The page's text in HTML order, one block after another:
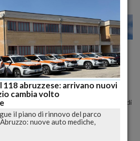
20 26
29 Aprile 2024 11:19
operazione di salvataggio è
Costiera di Pescara al largo delle
dell'azione è stata la rapida evacuazione di
della nave da crociera M/N AIDABLU,
nautiche dalla costa.
presunta polmonite che stava
118 abruzzese: arrivano nuovi
cambia volto
il piano di rinnovo del parco
nuove auto mediche,